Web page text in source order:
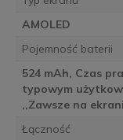
AMOLED
Pojemność baterii
524 mAh, Czas
typowym
,,Zawsze na
Łączność